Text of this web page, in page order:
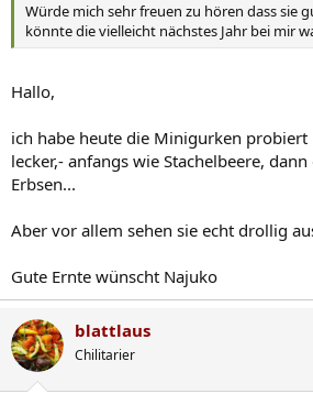
Würde mich sehr freuen zu hören dass sie
könnte die vielleicht nächstes Jahr bei mir
Hallo,
ich habe heute die Minigurken probiert
lecker,- anfangs wie Stachelbeere,
Erbsen...
Aber vor allem sehen sie echt drollig
Gute Ernte wünscht Najuko
blattlaus
Chilitarier